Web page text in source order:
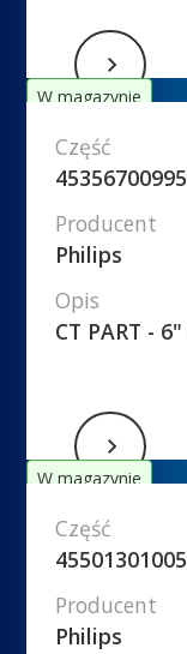
W magazynie
Część
Producent
Philips
Opis
CT PART -
W magazynie
Część
Producent
Philips